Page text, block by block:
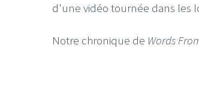
d'une vidéo tournée dans les
Notre chronique de Words